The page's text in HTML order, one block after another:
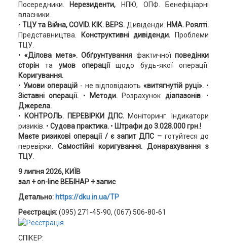
Посередники. Нерезиденти,
НПЮ, ОПФ. Бенефіціарні
власники.
•ТЦУ та Війна, COVID. КІК. BEPS. Дивіденди. НМА. Роялті.
Представництва.
Конструктивні дивіденди. Проблеми
ТЦУ.
•«Ділова мета». Обґрунтування фактичноїповедінки
сторін та умов операціїщодо будь-якої операції.
Коригування.
• Умови операцій- не відповідають«витягнутій руці». •
Зіставні операції. • Методи. Розрахунок діапазонів. •
Джерела.
•
КОНТРОЛЬ. ПЕРЕВІРКИ ДПС. Моніторинг. Індикатори
ризиків. • Судова практика. • Штрафи до 3.028.000 грн.!
Маєте ризикові операції / є запит ДПС – готуйтеся до
перевірки. Самостійні коригування. Донарахування з
ТЦУ.
9 липня 2026, КИЇВ
зал + on-line ВЕБІНАР +запис
Детально: https://dku.in.ua/TP
Реєстрація:(095) 271-45-90, (067) 506-80-61
СПІКЕР: